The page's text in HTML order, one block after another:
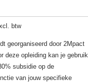
btw
georganiseerd door 2Mpact
deze opleiding kan je gebruik
subsidie op de
van jouw specifieke